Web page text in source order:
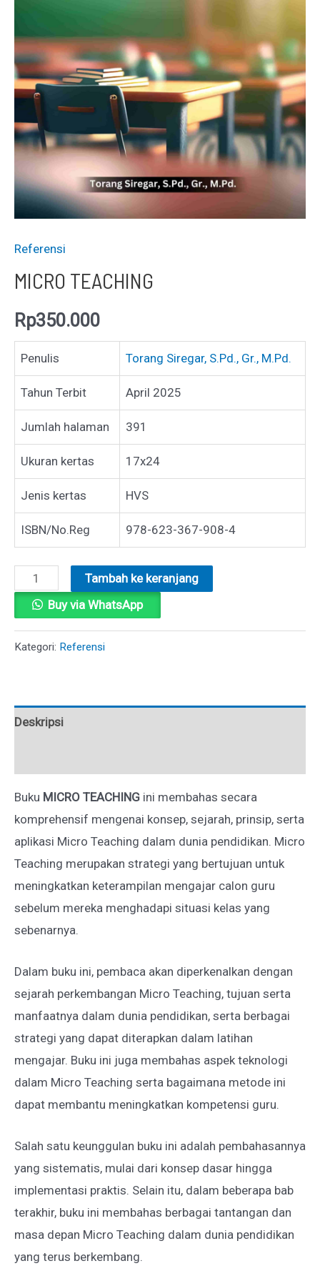
Referensi
MICRO TEACHING
Rp350.000
Penulis Torang Siregar, S.Pd., Gr., M.Pd.
Tahun Terbit April 2025
Jumlah halaman 391
Ukuran kertas 17x24
Jenis kertas HVS
ISBN/No.Reg 978-623-367-908-4
Kuantitas
MICRO
TEACHING
Tambah ke keranjang
Buy via WhatsApp
Kategori: Referensi
Deskripsi
Buku MICRO TEACHING ini membahas secara
komprehensif mengenai konsep, sejarah, prinsip, serta
aplikasi Micro Teaching dalam dunia pendidikan. Micro
Teaching merupakan strategi yang bertujuan untuk
meningkatkan keterampilan mengajar calon guru
sebelum mereka menghadapi situasi kelas yang
sebenarnya.
Dalam buku ini, pembaca akan diperkenalkan dengan
sejarah perkembangan Micro Teaching, tujuan serta
manfaatnya dalam dunia pendidikan, serta berbagai
strategi yang dapat diterapkan dalam latihan
mengajar. Buku ini juga membahas aspek teknologi
dalam Micro Teaching serta bagaimana metode ini
dapat membantu meningkatkan kompetensi guru.
Salah satu keunggulan buku ini adalah pembahasannya
yang sistematis, mulai dari konsep dasar hingga
implementasi praktis. Selain itu, dalam beberapa bab
terakhir, buku ini membahas berbagai tantangan dan
masa depan Micro Teaching dalam dunia pendidikan
yang terus berkembang.